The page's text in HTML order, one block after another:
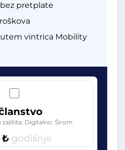
pretplate
vintrica Mobility
zaštita. Digitalno. Širom
₺ godišnje